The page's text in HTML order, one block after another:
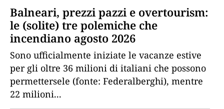
Balneari, prezzi pazzi e overtourism:
le (solite) tre polemiche che
incendiano agosto 2026
Sono ufficialmente iniziate le vacanze estive
per gli oltre 36 milioni di italiani che possono
permettersele (fonte: Federalberghi), mentre
22 milioni...